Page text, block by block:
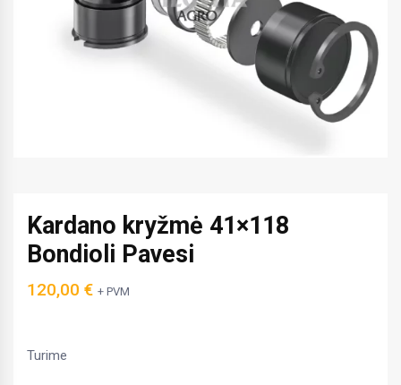
Kardano kryžmė 41×118
Bondioli Pavesi
120,00 € + PVM
Turime